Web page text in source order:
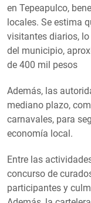
en Tepeapulco,
locales. Se estima
visitantes diarios,
del municipio,
de 400 mil pesos
Además, las
mediano plazo,
carnavales, para
economía local.
Entre las
concurso de
participantes y